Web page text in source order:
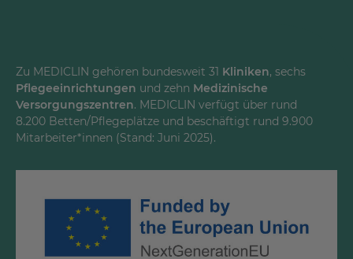
Youtube
LinkedInd
Zu MEDICLIN gehören bundesweit 31 Kliniken, sechs
Pflegeeinrichtungen und zehn Medizinische
Versorgungszentren. MEDICLIN verfügt über rund
8.200 Betten/Pflegeplätze und beschäftigt rund 9.900
Mitarbeiter*innen (Stand: Juni 2025).